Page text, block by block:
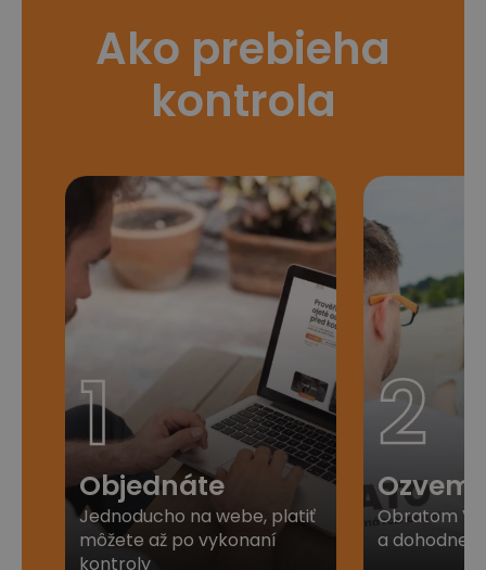
Ako prebieha
kontrola
1
Objednáte
Jednoducho na webe, platiť
môžete až po vykonaní
kontroly
2
Obratom
a